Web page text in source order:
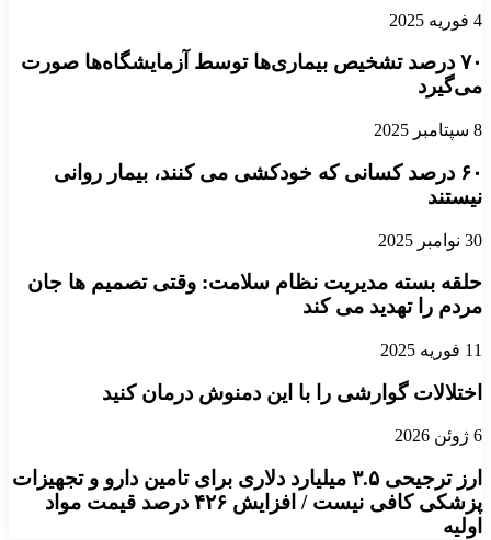
4 فوریه 2025
۷۰ درصد تشخیص بیماری‌ها توسط آزمایشگاه‌ها صورت
می‌گیرد
8 سپتامبر 2025
۶۰ درصد کسانی که خودکشی می کنند، بیمار روانی
نیستند
30 نوامبر 2025
حلقه بسته مدیریت نظام سلامت: وقتی تصمیم ها جان
مردم را تهدید می کند
11 فوریه 2025
اختلالات گوارشی را با این دمنوش درمان کنید
6 ژوئن 2026
ارز ترجیحی ۳.۵ میلیارد دلاری برای تامین دارو و تجهیزات
پزشکی کافی نیست / افزایش ۴۲۶ درصد قیمت مواد
اولیه